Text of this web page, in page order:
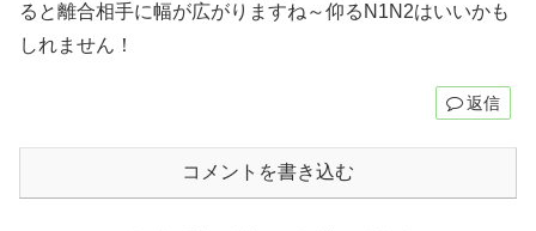
ると離合相手に幅が広がりますね～仰るN1N2はいいかも
しれません！
返信
コメントを書き込む